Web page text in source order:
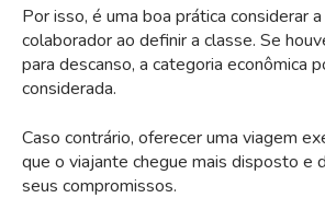
Por isso, é uma boa prática considerar
colaborador ao definir a classe. Se
para descanso, a categoria econômica
considerada.
Caso contrário, oferecer uma viagem
que o viajante chegue mais disposto e
seus compromissos.